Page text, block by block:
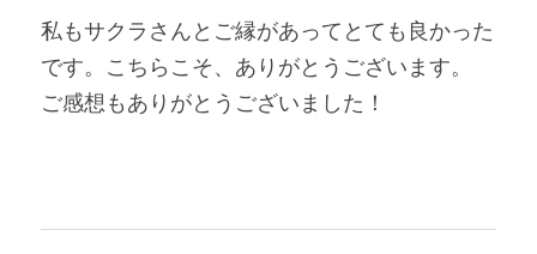
私もサクラさんとご縁があってとても良かった
です。こちらこそ、ありがとうございます。
ご感想もありがとうございました！